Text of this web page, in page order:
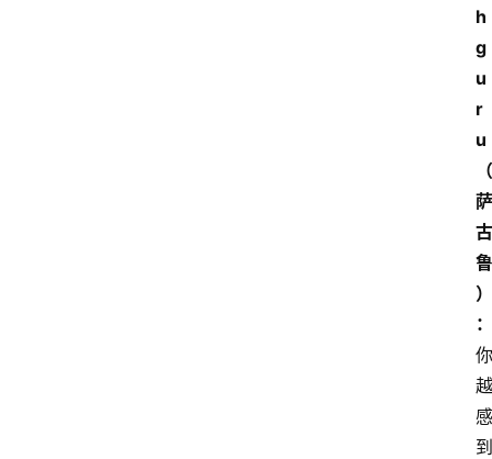
h
g
u
r
u
（
萨
古
鲁
）
：
你
越
感
到